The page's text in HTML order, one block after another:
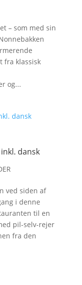
– som med sin
fra klassisk
og...
dansk
ved siden af
i denne
til en
pil-selv-rejer
fra den